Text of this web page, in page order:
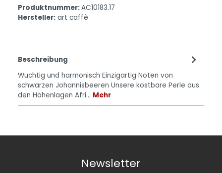
Produktnummer:AC10183.17
Hersteller: art caffè
Beschreibung
Wuchtig und harmonisch Einzigartig Noten von
schwarzen Johannisbeeren Unsere kostbare Perle aus
den Höhenlagen Afri… Mehr
Newsletter